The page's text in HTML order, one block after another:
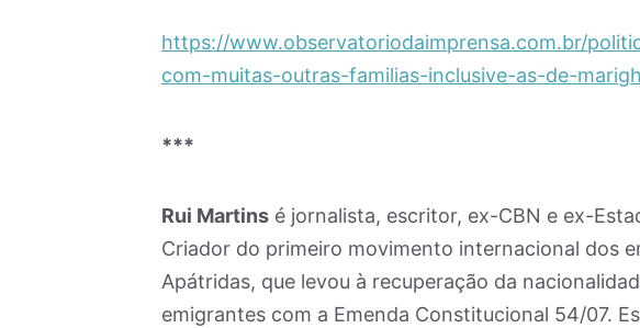
https://www.observatoriodaimprensa.com.br/
com-muitas-outras-familias-inclusive-as-de-
***
Rui Martins é jornalista, escritor, ex-CBN e ex-
Criador do primeiro movimento internacional dos
Apátridas, que levou à recuperação da
emigrantes com a Emenda Constitucional 54/07.